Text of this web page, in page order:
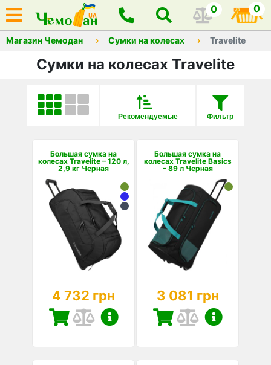
0 0
Магазин Чемодан Сумки на колесах Travelite
Сумки на колесах Travelite
Фильтр
Рекомендуемые
Большая сумка на
колесах Travelite – 120 л,
2,9 кг Черная
4 732 грн
Большая сумка на
колесах Travelite Basics
– 89 л Черная
3 081 грн